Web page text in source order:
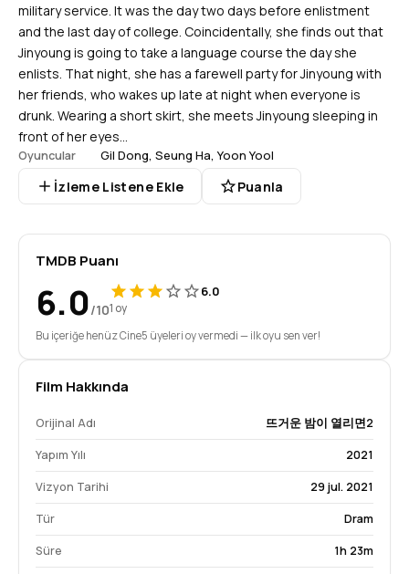
military service. It was the day two days before enlistment
and the last day of college. Coincidentally, she finds out that
Jinyoung is going to take a language course the day she
enlists. That night, she has a farewell party for Jinyoung with
her friends, who wakes up late at night when everyone is
drunk. Wearing a short skirt, she meets Jinyoung sleeping in
front of her eyes...
Oyuncular Gil Dong, Seung Ha,Yoon Yool
İzleme Listene Ekle Puanla
TMDB Puanı
6.0/10
6.0
1 oy
Bu içeriğe henüz Cine5 üyeleri oy vermedi — ilk oyu sen ver!
Film Hakkında
Orijinal Adı 뜨거운 밤이 열리면2
Yapım Yılı 2021
Vizyon Tarihi 29 jul. 2021
Tür Dram
Süre 1h 23m